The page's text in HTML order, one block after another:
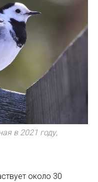
в 2021 году,
около 30